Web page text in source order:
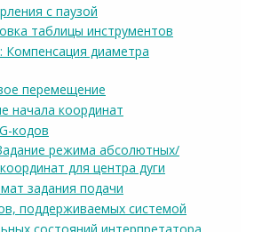
с паузой
таблицы инструментов
Компенсация диаметра
перемещение
начала координат
кодов
режима абсолютных/
для центра дуги
задания подачи
поддерживаемых системой